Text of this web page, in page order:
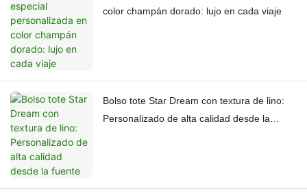
color champán dorado: lujo en cada viaje
Bolso tote Star Dream con textura de lino:
Personalizado de alta calidad desde la